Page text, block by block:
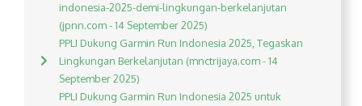
indonesia-2025-demi-lingkungan-berkelanjutan
(jpnn.com - 14 September 2025)
PPLI Dukung Garmin Run Indonesia 2025, Tegaskan
Lingkungan Berkelanjutan (mnctrijaya.com - 14
September 2025)
PPLI Dukung Garmin Run Indonesia 2025 untuk